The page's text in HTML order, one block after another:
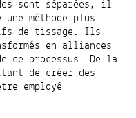
sont séparées, il
méthode plus
de tissage. Ils
en alliances
processus. De la
de créer des
employé